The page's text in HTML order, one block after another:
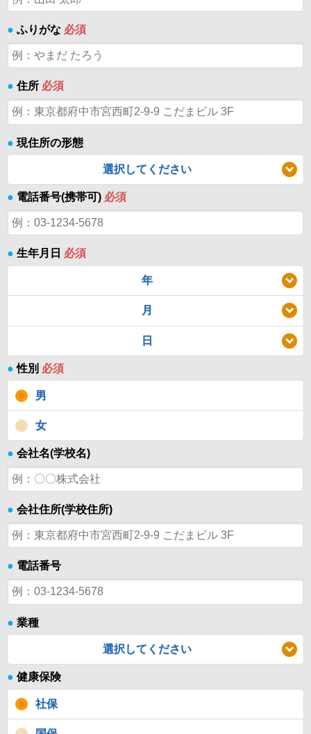
● ふりがな 必須
● 住所 必須
● 現住所の形態
選択してください
● 電話番号(携帯可) 必須
● 生年月日 必須
年
月
日
● 性別 必須
男
女
● 会社名(学校名)
● 会社住所(学校住所)
● 電話番号
● 業種
選択してください
● 健康保険
社保